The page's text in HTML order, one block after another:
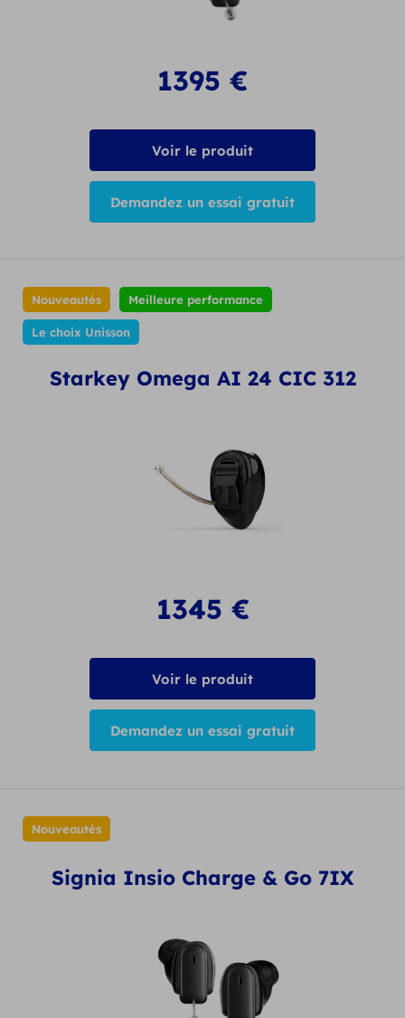
modèles intermédiaire et IC pour les plus volumineux.
Certains modèles incluent des produits haut de gamme
une autonomie remarquable.
1395 €
Voir le produit
Demandez un essai gratuit
Nouveautés Meilleure performance
Le choix Unisson
Starkey Omega AI 24 CIC 312
1345 €
Voir le produit
Demandez un essai gratuit
Nouveautés
Signia Insio Charge & Go 7IX